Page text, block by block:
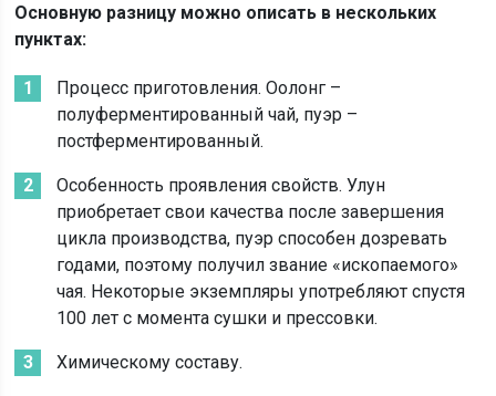
Основную разницу можно описать в нескольких
пунктах:
Процесс приготовления. Оолонг –
полуферментированный чай, пуэр –
постферментированный.
Особенность проявления свойств. Улун
приобретает свои качества после завершения
цикла производства, пуэр способен дозревать
годами, поэтому получил звание «ископаемого»
чая. Некоторые экземпляры употребляют спустя
100 лет с момента сушки и прессовки.
Химическому составу.